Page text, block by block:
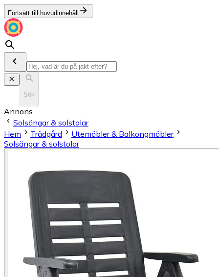
Fortsätt till huvudinnehåll
Sök
Annons
Solsängar & solstolar
Hem
Trädgård
Utemöbler & Balkongmöbler
Solsängar & solstolar